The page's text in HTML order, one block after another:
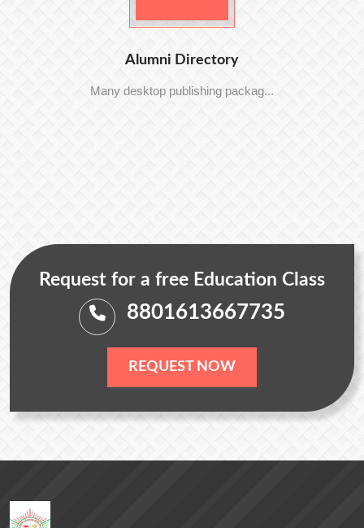
Alumni Directory
Many desktop publishing packag...
Request for a free Education Class
8801613667735
REQUEST NOW